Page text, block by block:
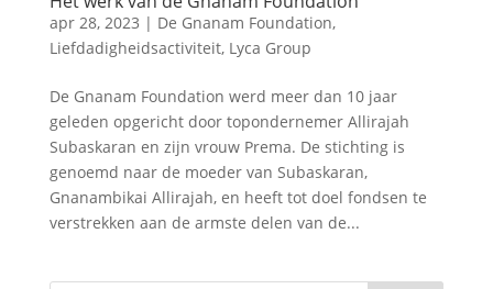
apr 28, 2023 | De Gnanam Foundation,
Liefdadigheidsactiviteit, Lyca Group
De Gnanam Foundation werd meer dan 10 jaar
geleden opgericht door topondernemer Allirajah
Subaskaran en zijn vrouw Prema. De stichting is
genoemd naar de moeder van Subaskaran,
Gnanambikai Allirajah, en heeft tot doel fondsen te
verstrekken aan de armste delen van de...